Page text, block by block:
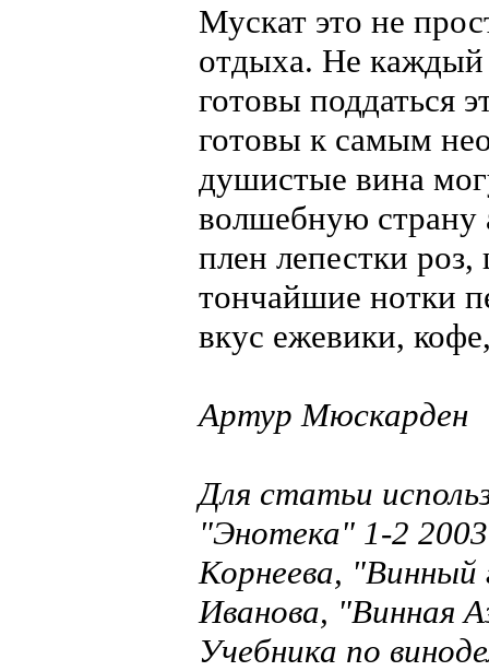
Мускат это не
отдыха. Не каждый
готовы поддаться
готовы к самым
душистые вина
волшебную страну
плен лепестки роз,
тончайшие нотки
вкус ежевики,
Артур Мюскарден
Для статьи
"Энотека" 1-2
Корнеева,
Иванова, "Винная
Учебника по